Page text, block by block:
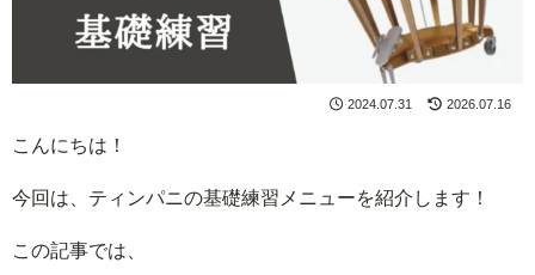
2024.07.31 2026.07.16
こんにちは！
今回は、ティンパニの基礎練習メニューを紹介します！
この記事では、